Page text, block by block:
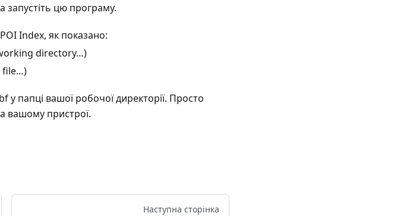
запустіть цю програму.
POI Index, як показано:
directory…)
file…)
папці вашої робочої директорії. Просто
вашому пристрої.
Наступна сторінка